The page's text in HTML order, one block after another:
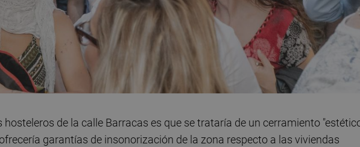
hosteleros de la calle Barracas es que se trataría de un cerramiento
garantías de insonorización de la zona respecto a las viviendas